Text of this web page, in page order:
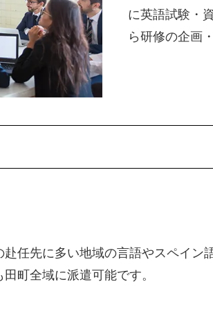
に英語試験・
ら研修の企画
任先に多い地域の言語やスペイン
町全域に派遣可能です。